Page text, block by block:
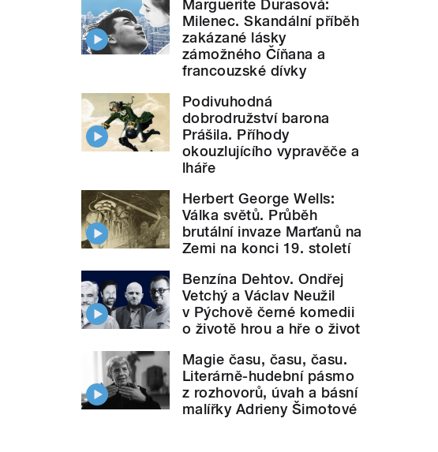
Marguerite Durasová:
Milenec. Skandální příběh
zakázané lásky
zámožného Číňana a
francouzské dívky
Podivuhodná
dobrodružství barona
Prášila. Příhody
okouzlujícího vypravěče a
lháře
Herbert George Wells:
Válka světů. Průběh
brutální invaze Marťanů na
Zemi na konci 19. století
Benzína Dehtov. Ondřej
Vetchý a Václav Neužil
v Pýchově černé komedii
o životě hrou a hře o život
Magie času, času, času.
Literárně-hudební pásmo
z rozhovorů, úvah a básní
malířky Adrieny Šimotové